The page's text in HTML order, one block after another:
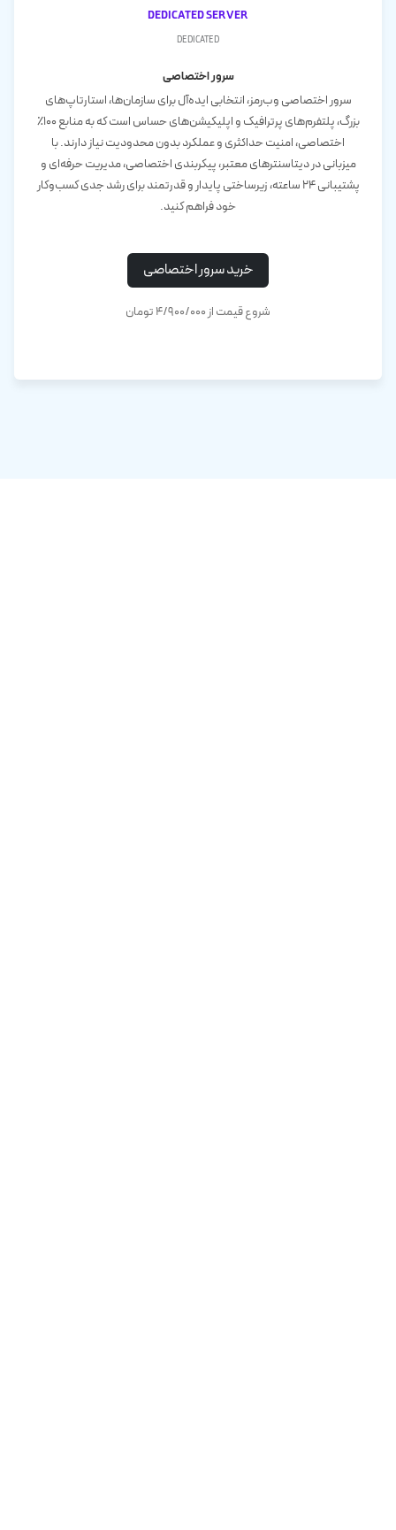
dedicated server
dedicated
سرور اختصاصی
سرور اختصاصی وب‌رمز، انتخابی ایده‌آل برای سازمان‌ها، استارتاپ‌های
بزرگ، پلتفرم‌های پرترافیک و اپلیکیشن‌های حساس است که به منابع ۱۰۰٪
اختصاصی، امنیت حداکثری و عملکرد بدون محدودیت نیاز دارند. با
میزبانی در دیتاسنترهای معتبر، پیکربندی اختصاصی، مدیریت حرفه‌ای و
پشتیبانی ۲۴ ساعته، زیرساختی پایدار و قدرتمند برای رشد جدی کسب‌وکار
خود فراهم کنید.
خرید سرور اختصاصی
شروع قیمت از ۴/۹۰۰/۰۰۰ تومان